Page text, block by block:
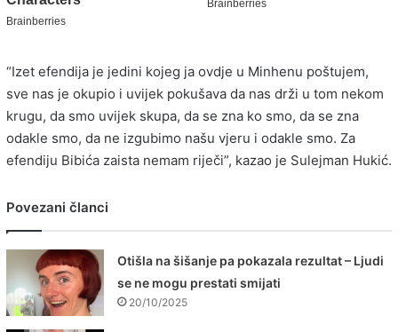
“Izet efendija je jedini kojeg ja ovdje u Minhenu poštujem,
sve nas je okupio i uvijek pokušava da nas drži u tom nekom
krugu, da smo uvijek skupa, da se zna ko smo, da se zna
odakle smo, da ne izgubimo našu vjeru i odakle smo. Za
efendiju Bibića zaista nemam riječi”, kazao je Sulejman Hukić.
Povezani članci
Otišla na šišanje pa pokazala rezultat – Ljudi
se ne mogu prestati smijati
20/10/2025